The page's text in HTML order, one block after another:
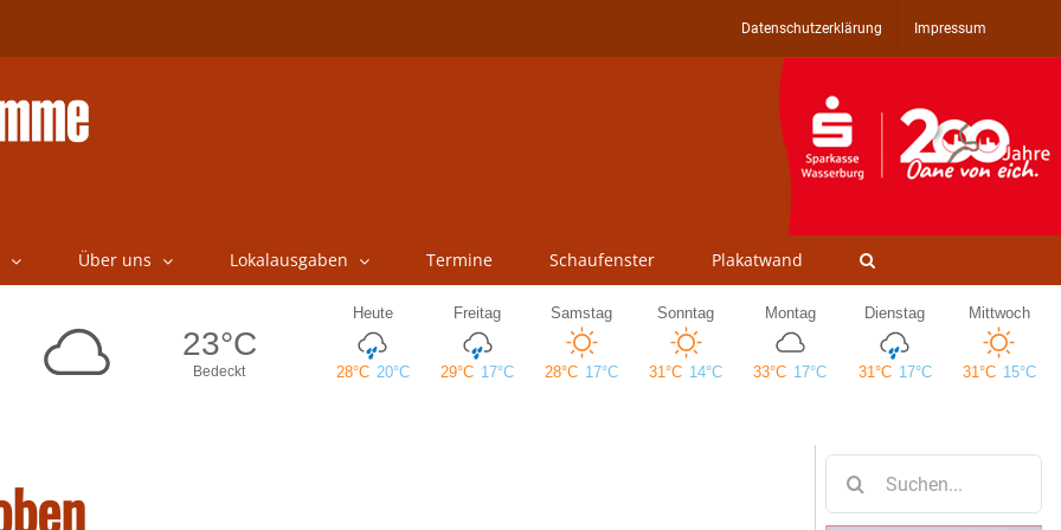
Datenschutzerklärung Impressum
Über uns Lokalausgaben Termine Schaufenster Plakatwand
nach: